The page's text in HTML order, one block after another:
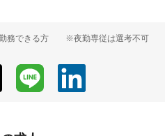
勤務できる方 ※夜勤専従は選考不可